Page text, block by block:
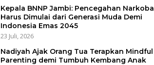
Kepala BNNP Jambi: Pencegahan Narkoba
Harus Dimulai dari Generasi Muda Demi
Indonesia Emas 2045
23 Juli, 2026
Nadiyah Ajak Orang Tua Terapkan Mindful
Parenting demi Tumbuh Kembang Anak